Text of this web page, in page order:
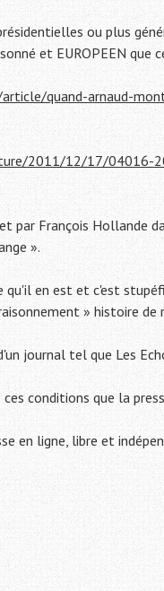
ou plus
et EUROPEEN que
quand-arnaud-
2011/12/17/04016-
par François Hollande
».
qu'il en est et c'est
» histoire de
journal tel que Les
conditions que la
en ligne, libre et